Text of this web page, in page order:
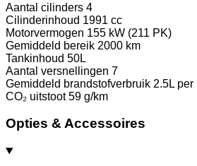
Aantal cilinders 4
Cilinderinhoud 1991 cc
Motorvermogen 155 kW (211 PK)
Gemiddeld bereik 2000 km
Tankinhoud 50L
Aantal versnellingen 7
Gemiddeld brandstofverbruik 2.5L per
CO₂ uitstoot 59 g/km
Opties & Accessoires